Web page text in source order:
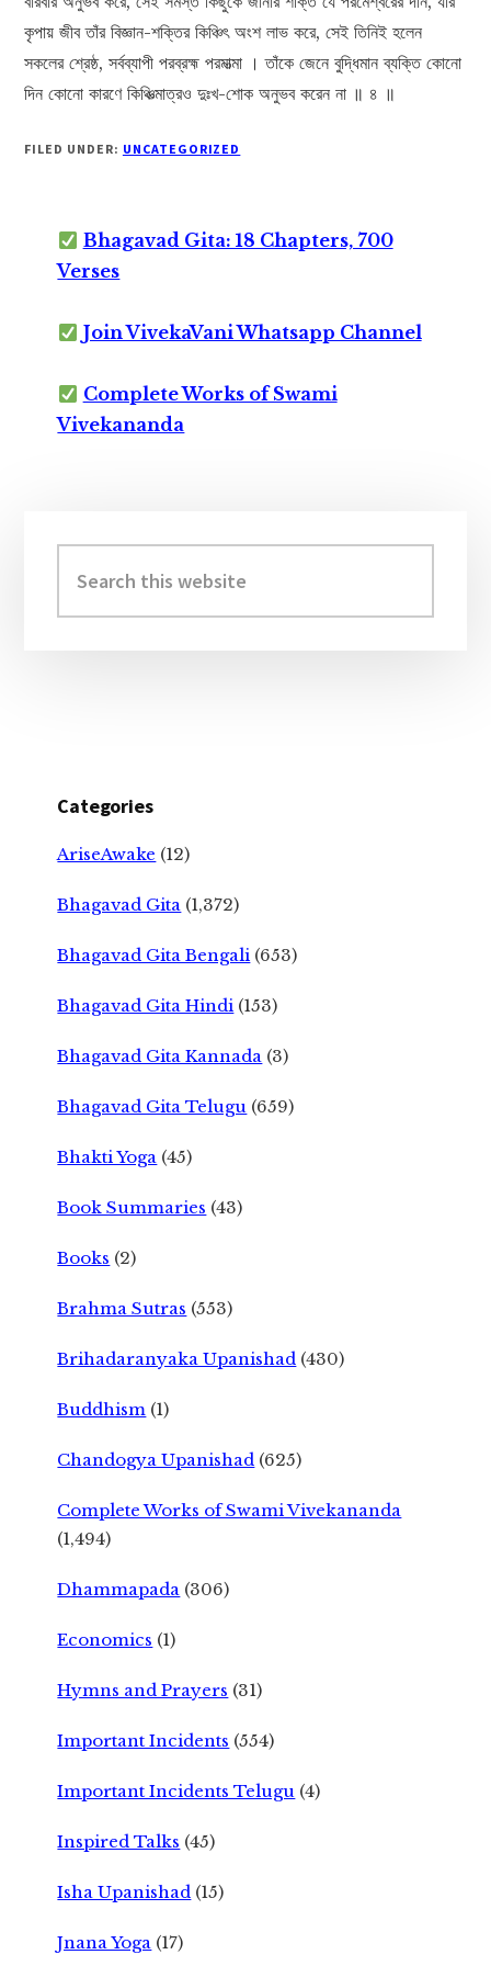
কৃপায় জীব তাঁর বিজ্ঞান-শক্তির কিঞ্চিৎ অংশ লাভ করে, সেই তিনিই হলেন
সকলের শ্রেষ্ঠ, সর্বব্যাপী পরব্রহ্ম পরমাত্মা । তাঁকে জেনে বুদ্ধিমান ব্যক্তি কোনো
দিন কোনো কারণে কিঞ্চিত্মাত্রও দুঃখ-শোক অনুভব করেন না ॥ ৪ ॥
FILED UNDER: UNCATEGORIZED
Bhagavad Gita: 18 Chapters, 700
Verses
Join VivekaVani Whatsapp Channel
Complete Works of Swami
Vivekananda
Sidebar
this
website
Categories
AriseAwake (12)
Bhagavad Gita (1,372)
Bhagavad Gita Bengali (653)
Bhagavad Gita Hindi (153)
Bhagavad Gita Kannada (3)
Bhagavad Gita Telugu (659)
Bhakti Yoga (45)
Book Summaries (43)
Books (2)
Brahma Sutras (553)
Brihadaranyaka Upanishad (430)
Buddhism (1)
Chandogya Upanishad (625)
Complete Works of Swami Vivekananda
(1,494)
Dhammapada (306)
Economics (1)
Hymns and Prayers (31)
Important Incidents (554)
Important Incidents Telugu (4)
Inspired Talks (45)
Isha Upanishad (15)
Jnana Yoga (17)